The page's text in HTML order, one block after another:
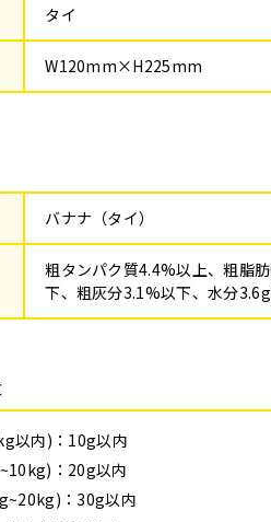
タイ
W120mm×H225mm
バナナ（タイ）
粗タンパク質4.4%以上、粗脂
下、粗灰分3.1%以下、水分
以内)：10g以内
：20g以内
：30g以内